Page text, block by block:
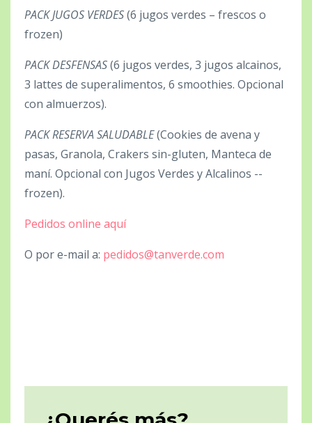
PACK JUGOS VERDES(6 jugos verdes – frescos o
frozen)
PACK DESFENSAS(6 jugos verdes, 3 jugos alcainos,
3 lattes de superalimentos, 6 smoothies. Opcional
con almuerzos).
PACK RESERVA SALUDABLE(Cookies de avena y
pasas, Granola, Crakers sin-gluten, Manteca de
maní. Opcional con Jugos Verdes y Alcalinos --
frozen).
Pedidos online aquí
O por e-mail a: pedidos@tanverde.com